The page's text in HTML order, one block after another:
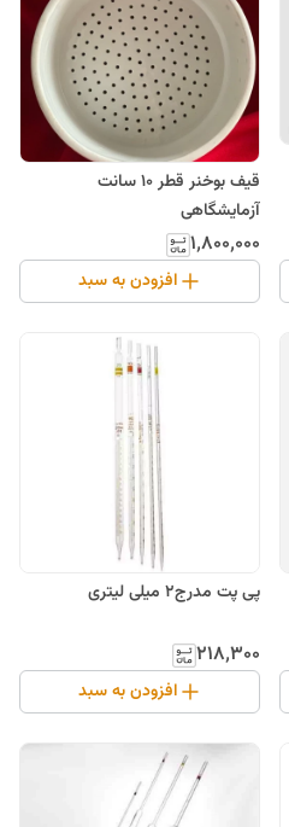
قیف بوخنر قطر 10 سانت
آزمایشگاهی
۱٬۸۰۰٬۰۰۰
افزودن به سبد
پی پت مدرج2 میلی لیتری
۲۱۸٬۳۰۰
افزودن به سبد